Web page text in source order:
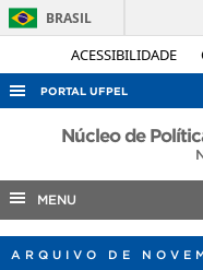
ACESSIBILIDADE
BRASIL
PORTAL UFPEL
ACESSO À INFORMAÇÃO
COBALTO
CONCURSOS
Núcleo de
MENU
ARQUIVO DE